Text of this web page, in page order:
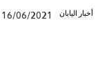
أخبار اليابان 16/06/2021